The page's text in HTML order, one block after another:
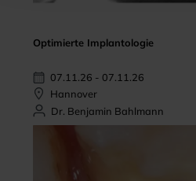
Optimierte Implantologie
07.11.26 - 07.11.26
Hannover
Dr. Benjamin Bahlmann